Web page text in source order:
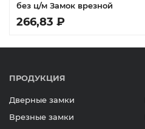
без ц/м Замок врезной
266,83 ₽
ПРОДУКЦИЯ
Дверные замки
Врезные замки